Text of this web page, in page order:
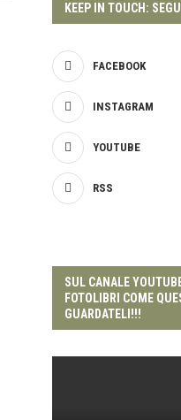
KEEP IN TOUCH:
FACEBOOK
INSTAGRAM
YOUTUBE
RSS
SUL CANALE
FOTOLIBRI COME
GUARDATELI!!!